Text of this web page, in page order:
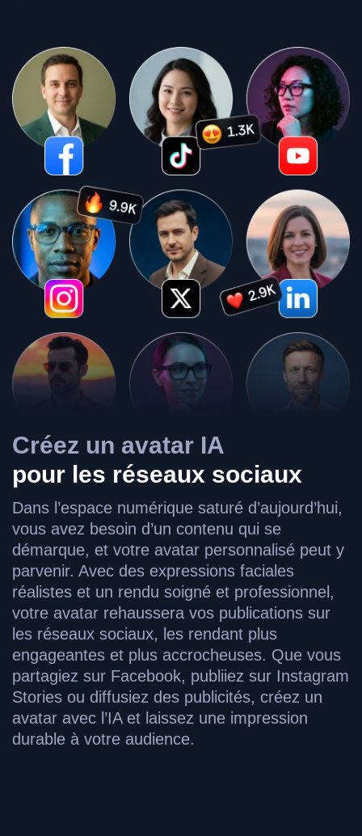
Créez un avatar IA
pour les réseaux sociaux
Dans l’espace numérique saturé d’aujourd’hui,
vous avez besoin d’un contenu qui se
démarque, et votre avatar personnalisé peut y
parvenir. Avec des expressions faciales
réalistes et un rendu soigné et professionnel,
votre avatar rehaussera vos publications sur
les réseaux sociaux, les rendant plus
engageantes et plus accrocheuses. Que vous
partagiez sur Facebook, publiiez sur Instagram
Stories ou diffusiez des publicités, créez un
avatar avec l’IA et laissez une impression
durable à votre audience.